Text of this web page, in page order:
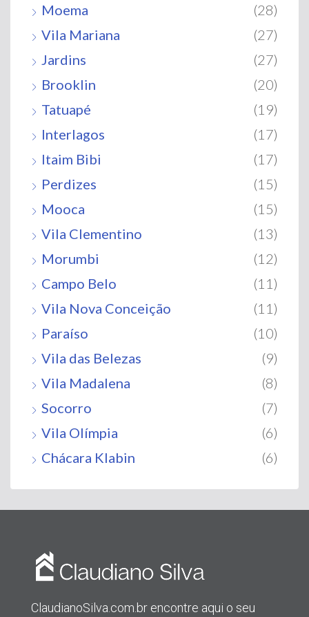
Moema
(28)
Vila Mariana
(27)
Jardins
(27)
Brooklin
(20)
Tatuapé
(19)
Interlagos
(17)
Itaim Bibi
(17)
Perdizes
(15)
Mooca
(15)
Vila Clementino
(13)
Morumbi
(12)
Campo Belo
(11)
Vila Nova Conceição
(11)
Paraíso
(10)
Vila das Belezas
(9)
Vila Madalena
(8)
Socorro
(7)
Vila Olímpia
(6)
Chácara Klabin
(6)
ClaudianoSilva.com.br encontre aqui o seu